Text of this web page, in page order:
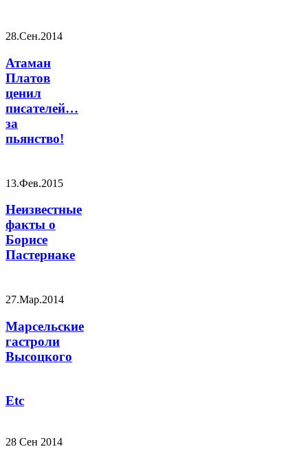
28.Сен.2014
Атаман
Платов
ценил
писателей…
за
пьянство!
13.Фев.2015
Неизвестные
факты о
Борисе
Пастернаке
27.Мар.2014
Марсельские
гастроли
Высоцкого
Etc
28 Сен 2014